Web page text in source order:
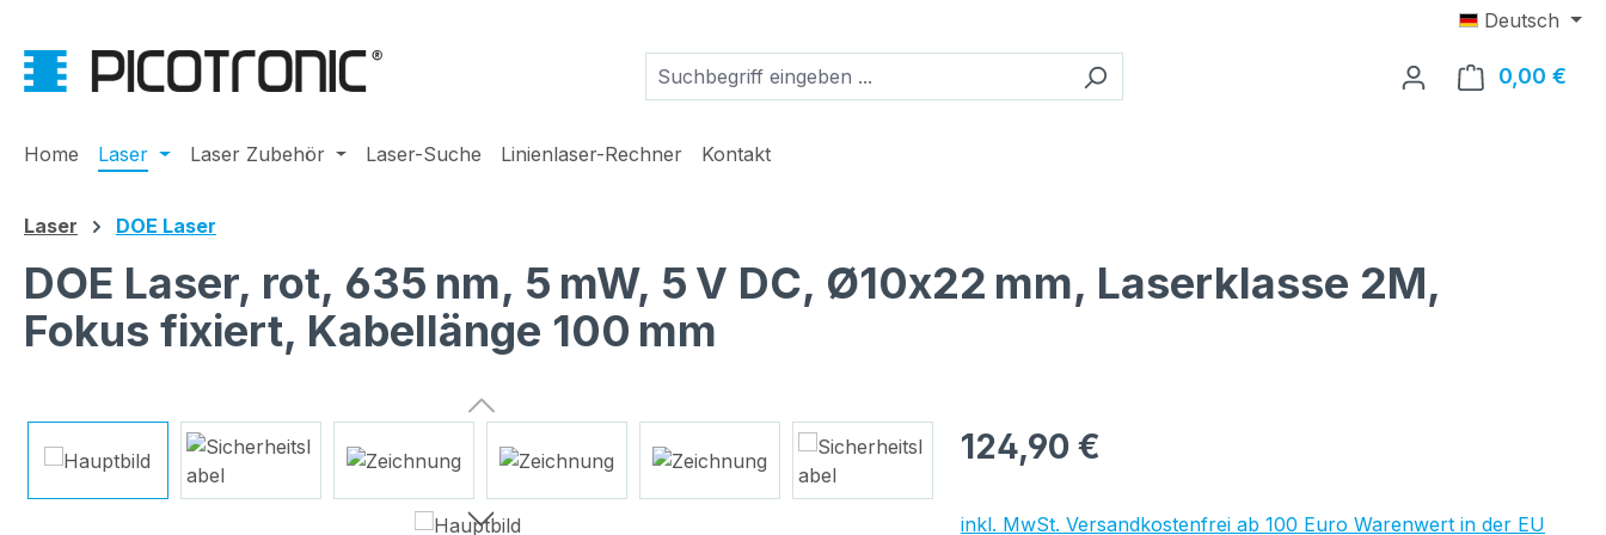
Deutsch
0,00 €
Home Laser Laser Zubehör Laser-Suche Linienlaser-Rechner Kontakt
Laser DOE Laser
DOE Laser, rot, 635 nm, 5 mW, 5 V DC, Ø10x22 mm, Laserklasse 2M,
Fokus fixiert, Kabellänge 100 mm
Bildergalerie überspringen Regulärer Preis:
124,90 €
inkl. MwSt. Versandkostenfrei ab 100 Euro Warenwert in der EU